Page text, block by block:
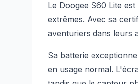
Le Doogee S60 Lite
extrêmes. Avec sa
aventuriers dans leurs
Sa batterie
en usage normal.